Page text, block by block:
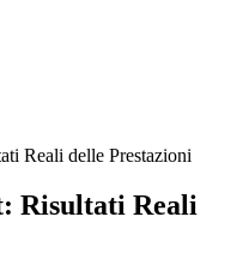
Reali delle Prestazioni
Risultati Reali